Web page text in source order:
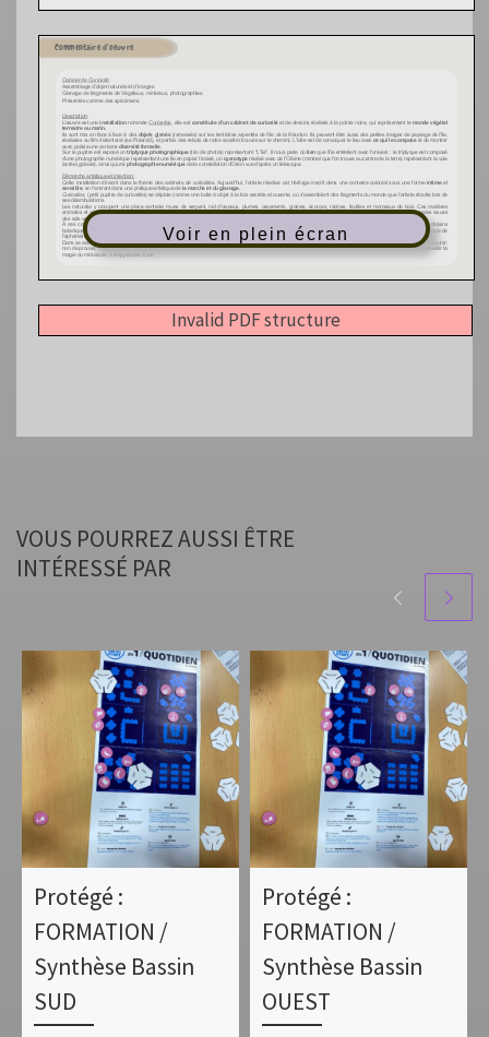
Voir en plein écran
Invalid PDF structure
VOUS POURREZ AUSSI ÊTRE
INTÉRESSÉ PAR
Protégé :
FORMATION /
Synthèse Bassin
SUD
Protégé :
FORMATION /
Synthèse Bassin
OUEST